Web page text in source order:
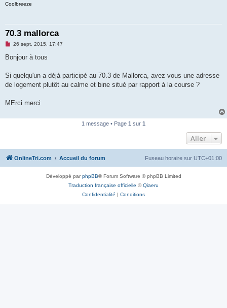
Coolbreeze
70.3 mallorca
M
s
g
n
l
26 sept. 2015, 17:47
Bonjour à tous
Si quelqu'un a déjà participé au 70.3 de Mallorca, avez vous une adresse
de logement plutôt au calme et bine situé par rapport à la course ?
MErci merci
1 message • Page 1 sur 1
Aller
OnlineTri.com Accueil du forum Fuseau horaire sur UTC+01:00
Développé parphpBB® Forum Software © phpBB Limited
Traduction française officielle ©Qiaeru
Confidentialité | Conditions